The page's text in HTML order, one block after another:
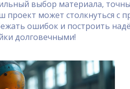
выбор материала,
проект может столкнуться с
ошибок и построить
долговечными!